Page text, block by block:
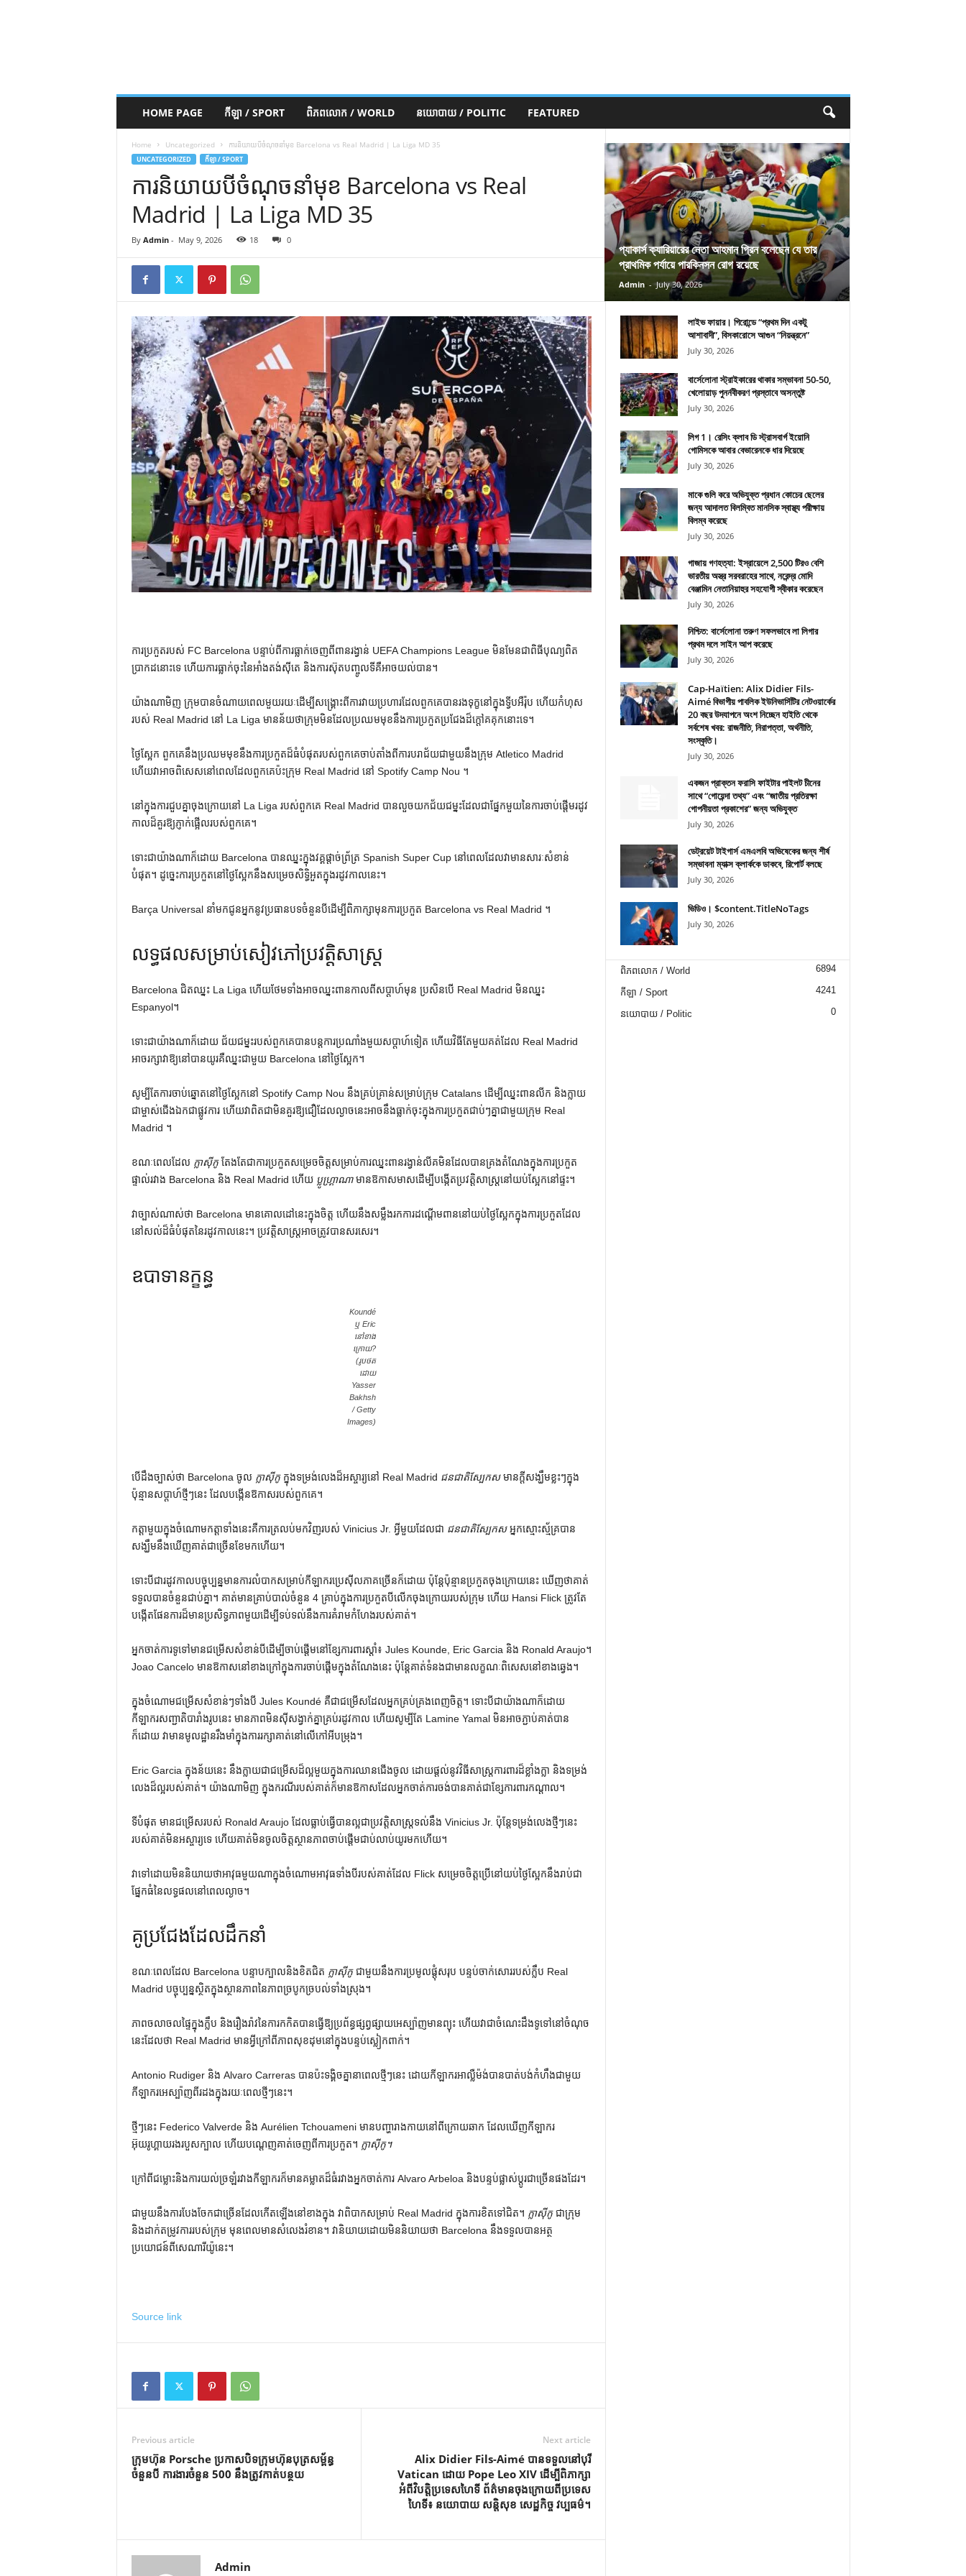
HOME PAGE កីឡា / SPORT ពិភពលោក / WORLD នយោបាយ / POLITIC FEATURED
Home Uncategorized ការនិយាយបីចំណុចនាំមុខ Barcelona vs Real Madrid | La Liga MD 35
UNCATEGORIZED កីឡា / SPORT
ការនិយាយបីចំណុចនាំមុខ Barcelona vs Real
Madrid | La Liga MD 35
By Admin- May 9, 2026 18 0
ការប្រកួតរបស់ FC Barcelona បន្ទាប់ពីការធ្លាក់ចេញពីពានរង្វាន់ UEFA Champions League មិនមែនជាពិធីបុណ្យពិត
ប្រាកដនោះទេ ហើយការធ្លាក់ចុះនៃអាំងតង់ស៊ីតេ និងការស៊ុតបញ្ចូលទីគឺអាចយល់បាន។
យ៉ាងណាមិញ ក្រុមបានចំណាយពេលមួយរយៈដើម្បីសង្គ្រោះពីការវាយប្រហារដែលពួកគេបានរងទុក្ខនៅក្នុងទ្វីបអឺរ៉ុប ហើយកំហុស
របស់ Real Madrid នៅ La Liga មានន័យថាក្រុមមិនដែលប្រឈមមុខនឹងការប្រកួតប្រជែងដ៏ក្តៅគគុកនោះទេ។
ថ្ងៃស្អែក ពួកគេនឹងប្រឈមមុខនឹងការប្រកួតដ៏ធំបំផុតរបស់ពួកគេចាប់តាំងពីការបរាជ័យជាមួយនឹងក្រុម Atletico Madrid
ហើយវាអាចពិសេសនៅពេលដែលពួកគេប៉ះក្រុម Real Madrid នៅ Spotify Camp Nou ។
នៅក្នុងការជួបគ្នាចុងក្រោយនៅ La Liga របស់ពួកគេ Real Madrid បានលួចយកជ័យជម្នះដែលជាផ្នែកមួយនៃការចាប់ផ្តើមរដូវ
កាលដ៏គួរឱ្យភ្ញាក់ផ្អើលរបស់ពួកគេ។
ទោះជាយ៉ាងណាក៏ដោយ Barcelona បានឈ្នះក្នុងវគ្គផ្តាច់ព្រ័ត្រ Spanish Super Cup នៅពេលដែលវាមានសារៈសំខាន់
បំផុត។ ដូច្នេះការប្រកួតនៅថ្ងៃស្អែកនឹងសម្រេចសិទ្ធិអួតក្នុងរដូវកាលនេះ។
Barça Universal នាំមកជូនអ្នកនូវប្រធានបទចំនួនបីដើម្បីពិភាក្សាមុនការប្រកួត Barcelona vs Real Madrid ។
លទ្ធផលសម្រាប់សៀវភៅប្រវត្តិសាស្ត្រ
Barcelona ជិតឈ្នះ La Liga ហើយថែមទាំងអាចឈ្នះពានកាលពីសប្តាហ៍មុន ប្រសិនបើ Real Madrid មិនឈ្នះ
Espanyol។
ទោះជាយ៉ាងណាក៏ដោយ ជ័យជម្នះរបស់ពួកគេបានបន្តការប្រណាំងមួយសប្តាហ៍ទៀត ហើយវិធីតែមួយគត់ដែល Real Madrid
អាចរក្សាវាឱ្យនៅបានយូរគឺឈ្នះជាមួយ Barcelona នៅថ្ងៃស្អែក។
សូម្បីតែការចាប់ឆ្នោតនៅថ្ងៃស្អែកនៅ Spotify Camp Nou នឹងគ្រប់គ្រាន់សម្រាប់ក្រុម Catalans ដើម្បីឈ្នះពានលីក និងក្លាយ
ជាម្ចាស់ជើងឯកជាផ្លូវការ ហើយវាពិតជាមិនគួរឱ្យជឿដែលល្ងាចនេះអាចនឹងធ្លាក់ចុះក្នុងការប្រកួតជាប់ៗគ្នាជាមួយក្រុម Real
Madrid ។
ខណៈពេលដែល ក្លាស៊ីកូតែងតែ​ជា​ការ​ប្រកួត​សម្រេច​ចិត្ត​សម្រាប់​ការ​ឈ្នះ​ពាន​រង្វាន់​លីគ​មិន​ដែល​បាន​គ្រង​តំណែង​ក្នុង​ការ​ប្រកួត​
ផ្ទាល់​រវាង Barcelona និង Real Madrid ហើយ ប្លូហ្គ្រាណាមានឱកាសមាសដើម្បីបង្កើតប្រវត្តិសាស្ត្រនៅយប់ស្អែកនៅផ្ទះ។
វាច្បាស់ណាស់ថា Barcelona មានគោលដៅនេះក្នុងចិត្ត ហើយនឹងសម្លឹងរកការដណ្តើមពាននៅយប់ថ្ងៃស្អែកក្នុងការប្រកួតដែល
នៅសល់ដ៏ធំបំផុតនៃរដូវកាលនេះ។ ប្រវត្តិសាស្រ្តអាចត្រូវបានសរសេរ។
ឧបាទានក្ខន្ធ
Koundé
ឬ Eric
នៅខាង
ក្រោយ?
(រូបថត
ដោយ
Yasser
Bakhsh
/ Getty
Images)
បើដឹងច្បាស់ថា Barcelona ចូល ក្លាស៊ីកូក្នុងទម្រង់លេងដ៏អស្ចារ្យនៅ Real Madrid ជនជាតិស្បែកសមានក្តីសង្ឃឹមខ្លះៗក្នុង
ប៉ុន្មានសប្តាហ៍ថ្មីៗនេះ ដែលបង្កើនឱកាសរបស់ពួកគេ។
កត្តាមួយក្នុងចំណោមកត្តាទាំងនេះគឺការត្រលប់មកវិញរបស់ Vinicius Jr. អ្វីមួយដែលជា ជនជាតិស្បែកសអ្នកស្មោះស្ម័គ្របាន
សង្ឃឹមនឹងឃើញគាត់ជាច្រើនខែមកហើយ។
ទោះបីជារដូវកាលបច្ចុប្បន្នមានការលំបាកសម្រាប់កីឡាករប្រេស៊ីលភាគច្រើនក៏ដោយ ប៉ុន្តែប៉ុន្មានប្រកួតចុងក្រោយនេះ ឃើញថាគាត់
ទទួលបានចំនួនជាប់គ្នា។ គាត់មានគ្រាប់បាល់ចំនួន 4 គ្រាប់ក្នុងការប្រកួតបីលើកចុងក្រោយរបស់ក្រុម ហើយ Hansi Flick ត្រូវតែ
បង្កើតផែនការដ៏មានប្រសិទ្ធភាពមួយដើម្បីទប់ទល់នឹងការគំរាមកំហែងរបស់គាត់។
អ្នក​ចាត់​ការ​ទូទៅ​មាន​ជម្រើស​សំខាន់​បី​ដើម្បី​ចាប់​ផ្តើម​នៅ​ខ្សែ​ការពារ​ស្តាំ៖ Jules Kounde, Eric Garcia និង Ronald Araujo។
Joao Cancelo មានឱកាសនៅខាងក្រៅក្នុងការចាប់ផ្តើមក្នុងតំណែងនេះ ប៉ុន្តែគាត់ទំនងជាមានលក្ខណៈពិសេសនៅខាងឆ្វេង។
ក្នុងចំណោមជម្រើសសំខាន់ៗទាំងបី Jules Koundé គឺជាជម្រើសដែលអ្នកគ្រប់គ្រងពេញចិត្ត។ ទោះបីជាយ៉ាងណាក៏ដោយ
កីឡាករសញ្ជាតិបារាំងរូបនេះ មានភាពមិនស៊ីសង្វាក់គ្នាគ្រប់រដូវកាល ហើយសូម្បីតែ Lamine Yamal មិនអាចភ្ជាប់គាត់បាន
ក៏ដោយ វាមានមូលដ្ឋានរឹងមាំក្នុងការរក្សាគាត់នៅលើកៅអីបម្រុង។
Eric Garcia ក្នុងន័យនេះ នឹងក្លាយជាជម្រើសដ៏ល្អមួយក្នុងការឈានជើងចូល ដោយផ្តល់នូវវិធីសាស្រ្តការពារដ៏ខ្លាំងក្លា និងទម្រង់
លេងដ៏ល្អរបស់គាត់។ យ៉ាង​ណា​មិញ ក្នុង​ករណី​របស់​គាត់​ក៏​មាន​ឱកាស​ដែល​អ្នក​ចាត់​ការ​ចង់​បាន​គាត់​ជា​ខ្សែ​ការពារ​កណ្តាល។
ទីបំផុត មានជម្រើសរបស់ Ronald Araujo ដែលធ្លាប់ធ្វើបានល្អជាប្រវត្តិសាស្ត្រទល់នឹង Vinicius Jr. ប៉ុន្តែទម្រង់លេងថ្មីៗនេះ
របស់គាត់មិនអស្ចារ្យទេ ហើយគាត់មិនចូលចិត្តស្ថានភាពចាប់ផ្តើមជាប់លាប់យូរមកហើយ។
វាទៅដោយមិននិយាយថាអាវុធមួយណាក្នុងចំណោមអាវុធទាំងបីរបស់គាត់ដែល Flick សម្រេចចិត្តប្រើនៅយប់ថ្ងៃស្អែកនឹងរាប់ជា
ផ្នែកធំនៃលទ្ធផលនៅពេលល្ងាច។
គូប្រជែងដែលដឹកនាំ
ខណៈពេលដែល Barcelona បន្ទាបក្បាលនិងខិតជិត ក្លាស៊ីកូជាមួយនឹងការប្រមូលផ្តុំសរុប បន្ទប់ចាក់សោររបស់ក្លឹប Real
Madrid បច្ចុប្បន្នស្ថិតក្នុងស្ថានភាពនៃភាពច្របូកច្របល់ទាំងស្រុង។
ភាពចលាចលផ្ទៃក្នុងក្លឹប និងរឿងរ៉ាវនៃការកកិតបានធ្វើឱ្យប្រព័ន្ធផ្សព្វផ្សាយអេស្ប៉ាញមានព្យុះ ហើយវាជាចំណេះដឹងទូទៅនៅចំណុច
នេះដែលថា Real Madrid មានអ្វីក្រៅពីភាពសុខដុមនៅក្នុងបន្ទប់ស្លៀកពាក់។
Antonio Rudiger និង Alvaro Carreras បានប៉ះទង្គិចគ្នានាពេលថ្មីៗនេះ ដោយកីឡាករអាល្លឺម៉ង់បានបាត់បង់កំហឹងជាមួយ
កីឡាករអេស្ប៉ាញពីរដងក្នុងរយៈពេលថ្មីៗនេះ។
ថ្មីៗ​នេះ Federico Valverde និង Aurélien Tchouameni មាន​បញ្ហា​រាងកាយ​នៅ​ពី​ក្រោយ​ឆាក ដែល​ឃើញ​កីឡាករ​
អ៊ុយរូហ្គាយ​រង​របួស​ក្បាល ហើយ​បណ្តេញ​គាត់​ចេញ​ពី​ការ​ប្រកួត។ ក្លាស៊ីកូ។
ក្រៅ​ពី​ជម្លោះ​និង​ការ​យល់​ច្រឡំ​រវាង​កីឡាករ​ក៏​មាន​គម្លាត​ដ៏​ធំ​រវាង​អ្នក​ចាត់​ការ​ Alvaro Arbeloa និង​បន្ទប់​ផ្លាស់​ប្តូរ​ជា​ច្រើន​ផង​ដែរ។
ជាមួយនឹងការបែងចែកជាច្រើនដែលកើតឡើងនៅខាងក្នុង វាពិបាកសម្រាប់ Real Madrid ក្នុងការខិតទៅជិត។ ក្លាស៊ីកូជាក្រុម
និងដាក់តម្រូវការរបស់ក្រុម មុនពេលមានសំលេងរំខាន។ វានិយាយដោយមិននិយាយថា Barcelona នឹងទទួលបានអត្ថ
ប្រយោជន៍ពីសេណារីយ៉ូនេះ។
Source link
Previous article
ក្រុមហ៊ុន Porsche ប្រកាសបិទក្រុមហ៊ុនបុត្រសម្ព័ន្ធ
ចំនួនបី ការងារចំនួន 500 នឹងត្រូវកាត់បន្ថយ
Next article
Alix Didier Fils-Aimé បានទទួលនៅបុរី
Vatican ដោយ Pope Leo XIV ដើម្បីពិភាក្សា
អំពីវិបត្តិប្រទេសហៃទី ព័ត៌មានចុងក្រោយពីប្រទេស
ហៃទី៖ នយោបាយ សន្តិសុខ សេដ្ឋកិច្ច វប្បធម៌។
Admin
প্যাকার্স ক্যারিয়ারের নেতা আহমান গ্রিন বলেছেন যে তার
প্রাথমিক পর্যায়ে পারকিনসন রোগ রয়েছে
Admin - July 30, 2026
লাইভ ফায়ার। গিরোন্ডে “প্রথম দিন একটু
আশাবাদী”, বিসকারোসে আগুন “নিয়ন্ত্রনে”
July 30, 2026
বার্সেলোনা স্ট্রাইকারের থাকার সম্ভাবনা 50-50,
খেলোয়াড় পুনর্নবীকরণ প্রস্তাবে অসন্তুষ্ট
July 30, 2026
লিগ 1। রেসিং ক্লাব ডি স্ট্রাসবার্গ ইয়োনি
গোমিসকে আবার বেভারেনকে ধার দিয়েছে
July 30, 2026
মাকে গুলি করে অভিযুক্ত প্রধান কোচের ছেলের
জন্য আদালত বিলম্বিত মানসিক স্বাস্থ্য পরীক্ষায়
বিলম্ব করেছে
July 30, 2026
গাজায় গণহত্যা: ইস্রায়েলে 2,500 টিরও বেশি
ভারতীয় অস্ত্র সরবরাহের সাথে, নরেন্দ্র মোদি
বেঞ্জামিন নেতানিয়াহুর সহযোগী স্বীকার করেছেন
July 30, 2026
নিশ্চিত: বার্সেলোনা তরুণ সফলভাবে লা লিগার
প্রথম দলে সাইন আপ করেছে
July 30, 2026
Cap-Haïtien: Alix Didier Fils-
Aimé বিভাগীয় পাবলিক ইউনিভার্সিটির নেটওয়ার্কের
20 বছর উদযাপনে অংশ নিচ্ছেন হাইতি থেকে
সর্বশেষ খবর: রাজনীতি, নিরাপত্তা, অর্থনীতি,
সংস্কৃতি।
July 30, 2026
একজন প্রাক্তন ফরাসি ফাইটার পাইলট চীনের
সাথে “গোয়েন্দা তথ্য” এবং “জাতীয় প্রতিরক্ষা
গোপনীয়তা প্রকাশের” জন্য অভিযুক্ত
July 30, 2026
ডেট্রয়েট টাইগার্স এমএলবি অভিষেকের জন্য শীর্ষ
সম্ভাবনা ম্যাক্স ক্লার্ককে ডাকবে, রিপোর্ট বলছে
July 30, 2026
ভিডিও। $content.TitleNoTags
July 30, 2026
ពិភពលោក / World 6894
កីឡា / Sport 4241
នយោបាយ / Politic 0